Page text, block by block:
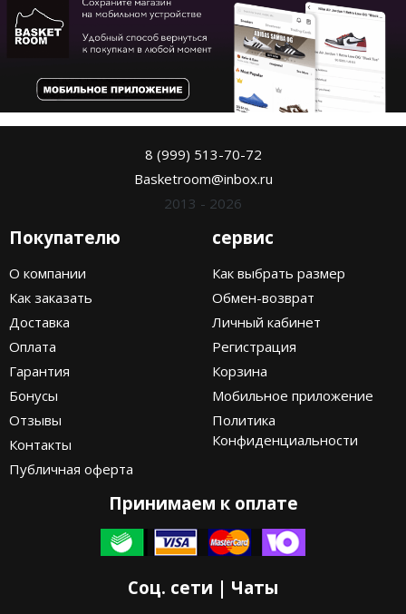
8 (999) 513-70-72
Basketroom@inbox.ru
2013 - 2026
Покупателю
О компании
Как заказать
Доставка
Оплата
Гарантия
Бонусы
Отзывы
Контакты
Публичная оферта
сервис
Как выбрать размер
Обмен-возврат
Личный кабинет
Регистрация
Корзина
Мобильное приложение
Политика
Конфиденциальности
Принимаем к оплате
Соц. сети | Чаты